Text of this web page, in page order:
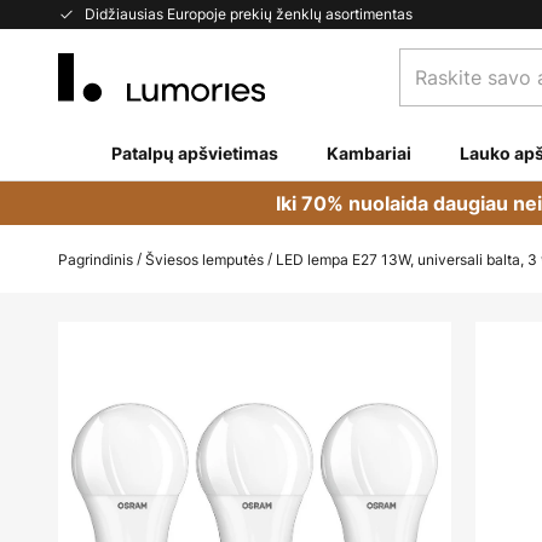
Didžiausias Europoje prekių ženklų asortimentas
Skip
savo
Patalpų apšvietimas Kambariai Lauko
Iki 70% nuolaida daugiau
Pagrindinis Šviesos lemputės LED lempa E27 13W, universali balta,
end
of
the
images